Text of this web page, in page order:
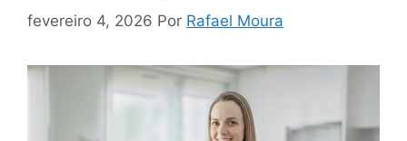
fevereiro 4, 2026 Por Rafael Moura